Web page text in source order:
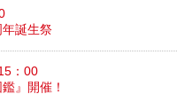
年誕生祭
：00
』開催！